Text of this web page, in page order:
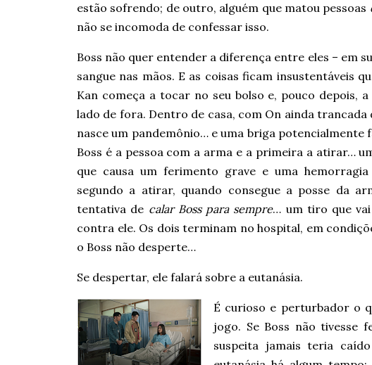
estão sofrendo; de outro, alguém que matou pessoas
não se incomoda de confessar isso.
Boss não quer entender a diferença entre eles – em
sangue nas mãos. E as coisas ficam insustentáveis
Kan começa a tocar no seu bolso e, pouco depois,
lado de fora. Dentro de casa, com On ainda
nasce um pandemônio… e uma briga potencialmente
Boss é a pessoa com a arma e a primeira a atirar…
que causa um ferimento grave e uma
segundo a atirar, quando consegue a posse da
tentativa de calar Boss para sempre… um tiro que
contra ele. Os dois terminam no hospital, em
o Boss não desperte…
Se despertar, ele falará sobre a eutanásia.
É curioso e perturbador o
jogo. Se Boss não tivesse
suspeita jamais teria